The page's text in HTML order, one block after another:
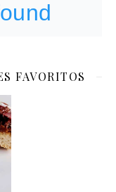
FAVORITOS